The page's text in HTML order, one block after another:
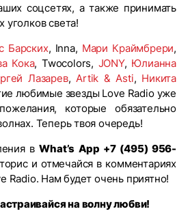
соцсетях, а также принимать
уголков света!
Барских, Inna, Мари Краймбрери,
Кока, Twocolors, JONY, Юлианна
Лазарев,Artik & Asti, Никита
любимые звезды Love Radio уже
которые обязательно
Теперь твоя очередь!
вWhat’s App +7 (495) 956-
и отмечайся в комментариях
Radio. Нам будет очень приятно!
на волну любви!